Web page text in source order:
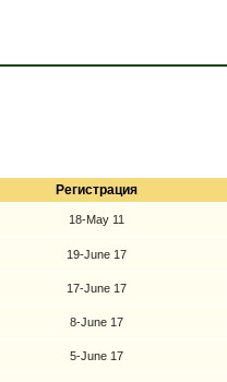
Регистрация
18-May 11
19-June 17
17-June 17
8-June 17
5-June 17